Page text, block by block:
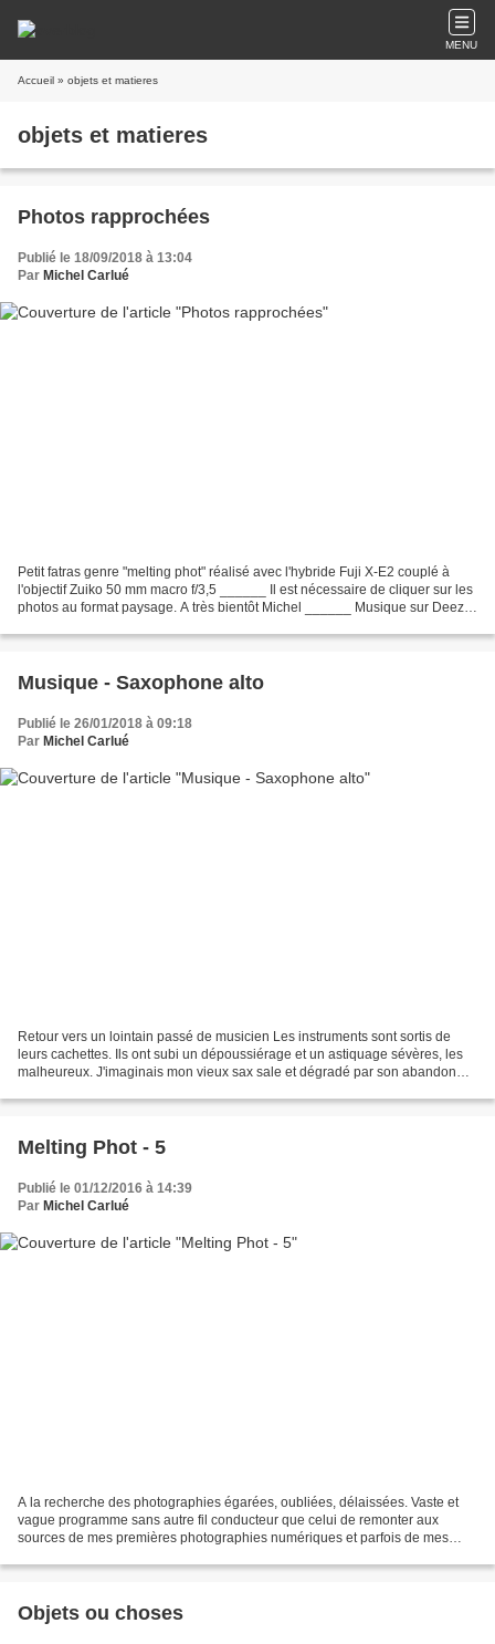
MENU
Accueil » objets et matieres
objets et matieres
Photos rapprochées
Publié le 18/09/2018 à 13:04
Par Michel Carlué
Petit fatras genre "melting phot" réalisé avec l'hybride Fuji X-E2 couplé à
l'objectif Zuiko 50 mm macro f/3,5 ______ Il est nécessaire de cliquer sur les
photos au format paysage. A très bientôt Michel ______ Musique sur Deezer
Musique - Saxophone alto
Publié le 26/01/2018 à 09:18
Par Michel Carlué
Retour vers un lointain passé de musicien Les instruments sont sortis de
leurs cachettes. Ils ont subi un dépoussiérage et un astiquage sévères, les
malheureux. J'imaginais mon vieux sax sale et dégradé par son abandon
Melting Phot - 5
Publié le 01/12/2016 à 14:39
Par Michel Carlué
A la recherche des photographies égarées, oubliées, délaissées. Vaste et
vague programme sans autre fil conducteur que celui de remonter aux
sources de mes premières photographies numériques et parfois de mes
Objets ou choses